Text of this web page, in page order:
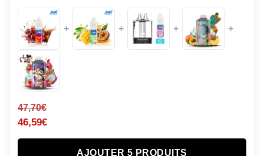
+ + + +
47,70€
46,59€
AJOUTER 5 PRODUITS